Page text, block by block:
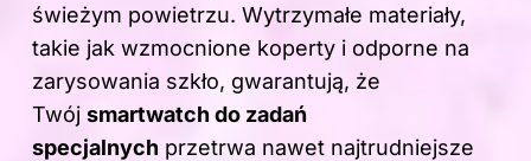
świeżym powietrzu. Wytrzymałe materiały,
takie jak wzmocnione koperty i odporne na
zarysowania szkło, gwarantują, że
Twój smartwatch do zadań
specjalnych przetrwa nawet najtrudniejsze